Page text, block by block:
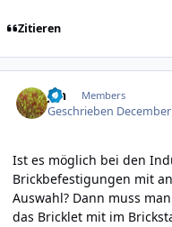
Zitieren
jan Members
Geschrieben
Ist es möglich bei den
Brickbefestigungen mit
Auswahl? Dann muss
das Bricklet mit im